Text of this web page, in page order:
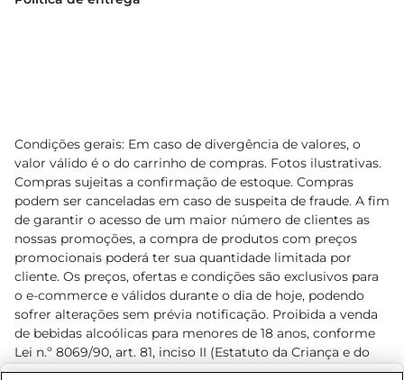
Condições gerais: Em caso de divergência de valores, o
valor válido é o do carrinho de compras. Fotos ilustrativas.
Compras sujeitas a confirmação de estoque. Compras
podem ser canceladas em caso de suspeita de fraude. A fim
de garantir o acesso de um maior número de clientes as
nossas promoções, a compra de produtos com preços
promocionais poderá ter sua quantidade limitada por
cliente. Os preços, ofertas e condições são exclusivos para
o e-commerce e válidos durante o dia de hoje, podendo
sofrer alterações sem prévia notificação. Proibida a venda
de bebidas alcoólicas para menores de 18 anos, conforme
Lei n.º 8069/90, art. 81, inciso II (Estatuto da Criança e do
Adolescente). Preços e condições exclusivos para o